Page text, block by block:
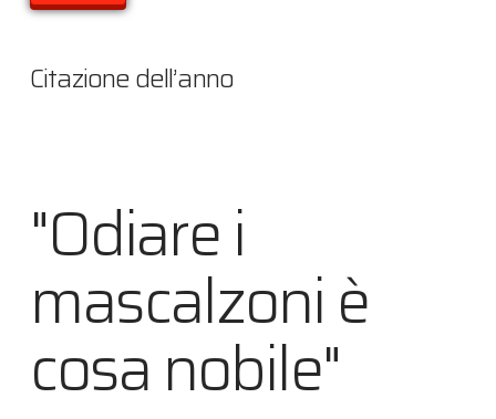
Citazione dell’anno
"Odiare i
mascalzoni è
cosa nobile"